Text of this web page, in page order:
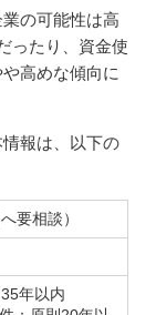
の可能性は高
ったり、資金使
高めな傾向に
報は、以下の
要相談）
年以内